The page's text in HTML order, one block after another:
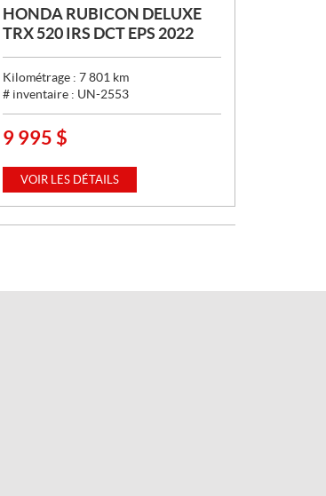
HONDA RUBICON DELUXE
TRX 520 IRS DCT EPS 2022
Kilométrage : 7 801 km
# inventaire : UN-2553
P
X
9 995 $
VOIR LES DÉTAILS